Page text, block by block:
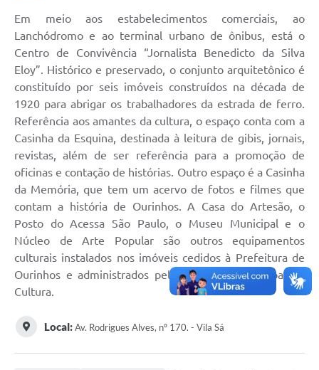
Em meio aos estabelecimentos comerciais, ao
Lanchódromo e ao terminal urbano de ônibus, está o
Centro de Convivência “Jornalista Benedicto da Silva
Eloy”. Histórico e preservado, o conjunto arquitetônico é
constituído por seis imóveis construídos na década de
1920 para abrigar os trabalhadores da estrada de ferro.
Referência aos amantes da cultura, o espaço conta com a
Casinha da Esquina, destinada à leitura de gibis, jornais,
revistas, além de ser referência para a promoção de
oficinas e contação de histórias. Outro espaço é a Casinha
da Memória, que tem um acervo de fotos e filmes que
contam a história de Ourinhos. A Casa do Artesão, o
Posto do Acessa São Paulo, o Museu Municipal e o
Núcleo de Arte Popular são outros equipamentos
culturais instalados nos imóveis cedidos à Prefeitura de
Ourinhos e administrados pela Secretaria Municipal de
Cultura.
Local:Av. Rodrigues Alves, nº 170. - Vila Sá